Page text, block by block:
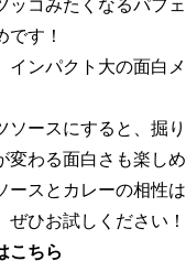
ッコみたくなるパフェ
です！
インパクト大の面白メ
ソースにすると、掘り
変わる面白さも楽しめ
ースとカレーの相性は
ぜひお試しください！
こちら